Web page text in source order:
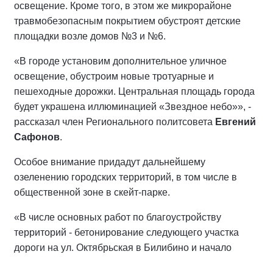
освещение. Кроме того, в этом же микрорайоне
травмобезопасным покрытием обустроят детские
площадки возле домов №3 и №6.
«В городе установим дополнительное уличное
освещение, обустроим новые тротуарные и
пешеходные дорожки. Центральная площадь города
будет украшена иллюминацией «Звездное небо»», -
рассказал член Регионального политсовета Евгений
Сафонов.
Особое внимание придадут дальнейшему
озеленению городских территорий, в том числе в
общественной зоне в скейт-парке.
«В числе основных работ по благоустройству
территорий - бетонирование следующего участка
дороги на ул. Октябрьская в Билибино и начало